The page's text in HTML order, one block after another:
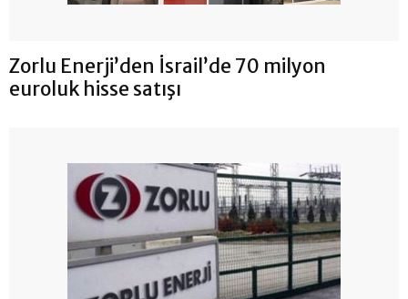
Zorlu Enerji’den İsrail’de 70 milyon
euroluk hisse satışı